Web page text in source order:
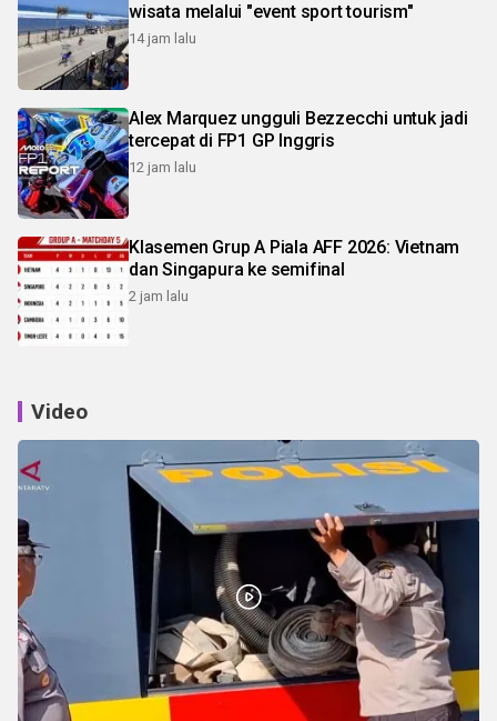
wisata melalui "event sport tourism"
14 jam lalu
Alex Marquez ungguli Bezzecchi untuk jadi
tercepat di FP1 GP Inggris
12 jam lalu
Klasemen Grup A Piala AFF 2026: Vietnam
dan Singapura ke semifinal
2 jam lalu
Video